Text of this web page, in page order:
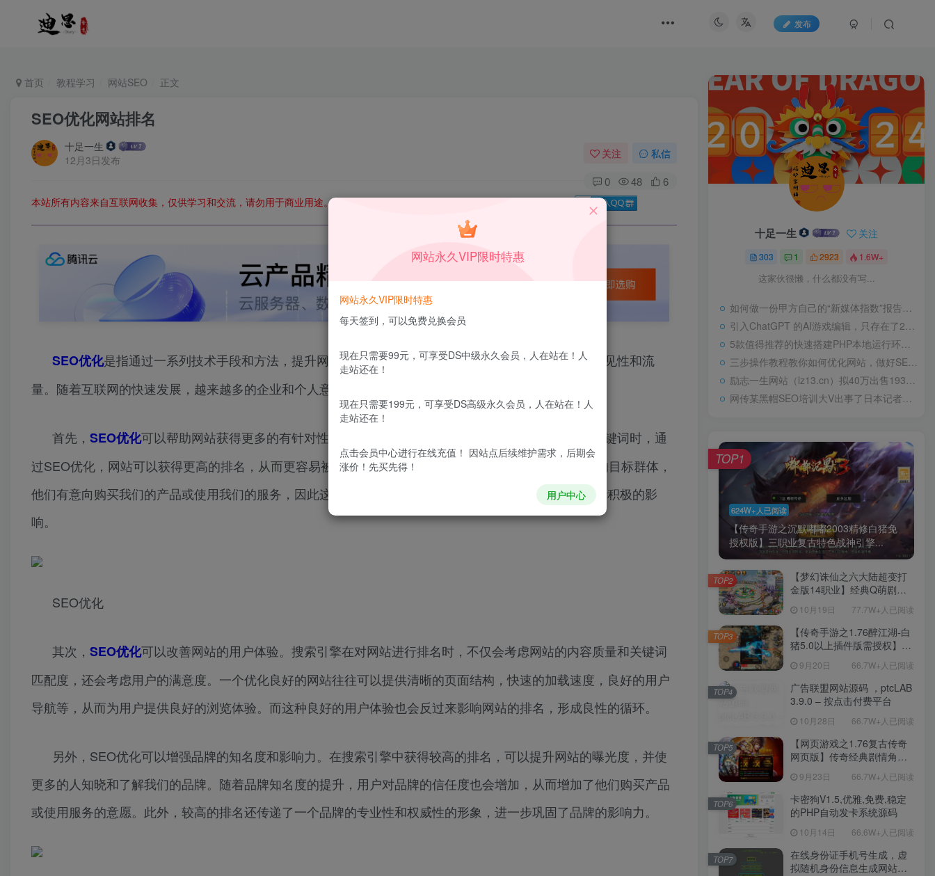
发布
首页 教程学习 网站SEO 正文
SEO优化网站排名
十足一生
12月3日发布
关注 私信
0 48 6
本站所有内容来自互联网收集，仅供学习和交流，请勿用于商业用途。如有侵权、不妥之处，请第一时间联系我们删除！Q群：
SEO优化是指通过一系列技术手段和方法，提升网站在搜索引擎结果页中的排名，从而增加网站的可见性和流
量。随着互联网的快速发展，越来越多的企业和个人意识到了SEO优化对于网站的重要性。
首先， SEO优化可以帮助网站获得更多的有针对性的流量。当人们在搜索引擎中输入与网站相关的关键词时，通
过SEO优化，网站可以获得更高的排名，从而更容易被用户点击访问。而这些用户正是我们所希望吸引的目标群体，
他们有意向购买我们的产品或使用我们的服务，因此这种有针对性的流量对网站的转化率和盈利能力有着积极的影
响。
SEO优化
其次， SEO优化可以改善网站的用户体验。搜索引擎在对网站进行排名时，不仅会考虑网站的内容质量和关键词
匹配度，还会考虑用户的满意度。一个优化良好的网站往往可以提供清晰的页面结构，快速的加载速度，良好的用户
导航等，从而为用户提供良好的浏览体验。而这种良好的用户体验也会反过来影响网站的排名，形成良性的循环。
另外，SEO优化可以增强品牌的知名度和影响力。在搜索引擎中获得较高的排名，可以提升网站的曝光度，并使
更多的人知晓和了解我们的品牌。随着品牌知名度的提升，用户对品牌的信任度也会增加，从而增加了他们购买产品
或使用服务的意愿。此外，较高的排名还传递了一个品牌的专业性和权威性的形象，进一步巩固了品牌的影响力。
十足一生 关注
303 1 2923 1.6W+
这家伙很懒，什么都没有写...
如何做一份甲方自己的“新媒体指数”报告？试试“3-10模型”又一领土回归中国版图，面积4.7平方千米，五处竖界碑宣告主权
引入ChatGPT 的AI游戏编辑，只存在了24小时高中“0分”试卷火了，阅卷老师气得直跳脚，美术老师却谄媚一笑
5款值得推荐的快速搭建PHP本地运行环境Web工具包天下第一淫棍，设计玷污60位女艺人被判入狱29年，仍飞扬跋扈
三步操作教程教你如何优化网站，做好SEO优化
励志一生网站（lz13.cn）拟40万出售1934年，林徽因在耀州城门外，罕见留影，依旧容颜美丽，身姿轻盈
网传某黑帽SEO培训大V出事了日本记者：北方四岛属于哪国？中方的巧妙回答令对方如芒刺背
624W+人已阅读
【传奇手游之沉默嘟嘟2003精修白猪免
授权版】三职业复古特色战神引擎...
TOP1
【梦幻诛仙之六大陆超变打
金版14职业】经典Q萌剧情
Linux服务端源码视频架设教
程-新版多功能GM网页后台
工具-安卓苹果IOS双端版
本！
10月19日 77.7W+人已阅读
TOP2
【传奇手游之1.76醉江湖-白
猪5.0以上插件版需授权】三
手游-Win服务端源码视频架
设教程-新版GM多功能网页
授权物品后台-九层妖塔-法宠
系统-历练殿堂-尸家重地-GM
直冲网页后台-安卓苹果IOS
双端版本！
9月20日 66.7W+人已阅读
TOP3
广告联盟网站源码 ，ptcLAB
3.9.0 – 按点击付费平台
10月28日 66.7W+人已阅读
TOP4
【网页游戏之1.76复古传奇
网页版】传奇经典剧情角色
Win服务端源码视频架设教
程！
9月23日 66.7W+人已阅读
TOP5
卡密狗V1.5,优雅,免费,稳定
的PHP自动发卡系统源码
10月14日 66.6W+人已阅读
TOP6
在线身份证手机号生成，虚
拟随机身份信息生成网站源
TOP7
网站永久VIP限时特惠
网站永久VIP限时特惠
每天签到，可以免费兑换会员
现在只需要99元，可享受DS中级永久会员，人在站在！人
走站还在！
现在只需要199元，可享受DS高级永久会员，人在站在！人
走站还在！
点击会员中心进行在线充值！ 因站点后续维护需求，后期会
涨价！先买先得！
用户中心